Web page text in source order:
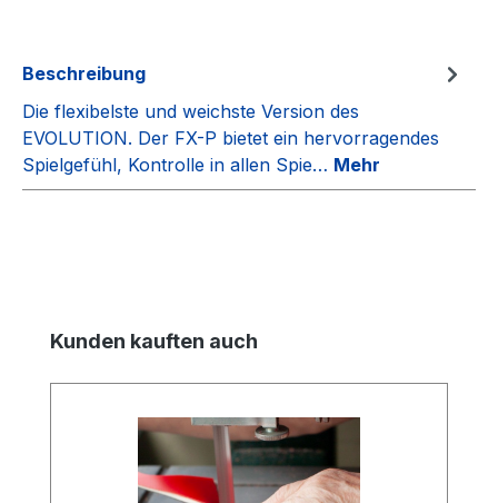
Beschreibung
Die flexibelste und weichste Version des
EVOLUTION. Der FX-P bietet ein hervorragendes
Spielgefühl, Kontrolle in allen Spie… Mehr
Produktgalerie überspringen
Kunden kauften auch